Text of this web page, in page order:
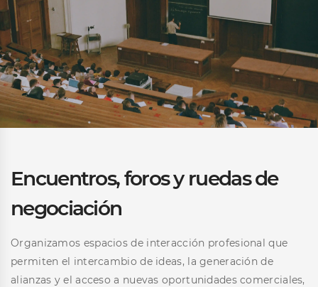
Encuentros, foros y ruedas de
negociación
Organizamos espacios de interacción profesional que
permiten el intercambio de ideas, la generación de
alianzas y el acceso a nuevas oportunidades comerciales,